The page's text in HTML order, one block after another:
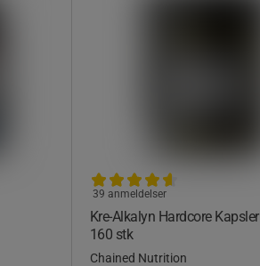
Kre-Alkalyn Hardcore Kapsler
160 stk
39 anmeldelser
Chained Nutrition